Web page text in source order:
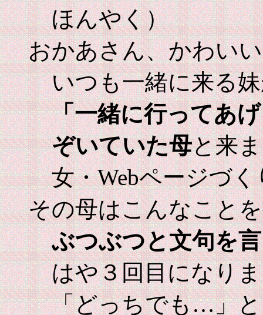
ほんやく）
おかあさん、かわい
いつも一緒に来る
「一緒に行ってあ
ぞいていた母と来
女・Webページづく
その母はこんなこと
ぶつぶつと文句を
はや３回目になり
「どっちでも…」